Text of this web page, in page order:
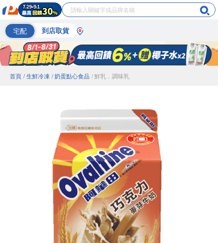
宅配 到店取貨
首頁 / 生鮮冷凍 / 奶蛋點心食品 / 鮮乳．調味乳